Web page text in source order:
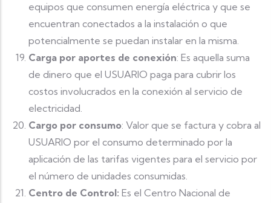
equipos que consumen energía eléctrica y que se
encuentran conectados a la instalación o que
potencialmente se puedan instalar en la misma.
Carga por aportes de conexión: Es aquella suma
de dinero que el USUARIO paga para cubrir los
costos involucrados en la conexión al servicio de
electricidad.
Cargo por consumo: Valor que se factura y cobra al
USUARIO por el consumo determinado por la
aplicación de las tarifas vigentes para el servicio por
el número de unidades consumidas.
Centro de Control: Es el Centro Nacional de